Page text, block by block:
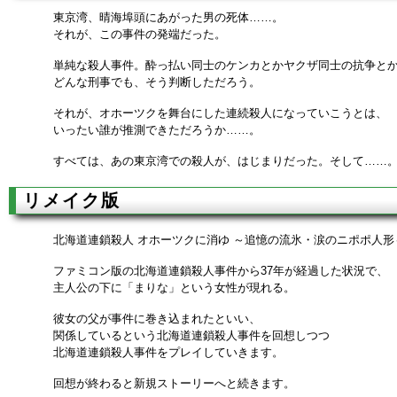
東京湾、晴海埠頭にあがった男の死体……。
それが、この事件の発端だった。
単純な殺人事件。酔っ払い同士のケンカとかヤクザ同士の抗争と
どんな刑事でも、そう判断しただろう。
それが、オホーツクを舞台にした連続殺人になっていこうとは、
いったい誰が推測できただろうか……。
すべては、あの東京湾での殺人が、はじまりだった。そして……。
リメイク版
北海道連鎖殺人 オホーツクに消ゆ ～追憶の流氷・涙のニポポ人形
ファミコン版の北海道連鎖殺人事件から37年が経過した状況で、
主人公の下に「まりな」という女性が現れる。
彼女の父が事件に巻き込まれたといい、
関係しているという北海道連鎖殺人事件を回想しつつ
北海道連鎖殺人事件をプレイしていきます。
回想が終わると新規ストーリーへと続きます。